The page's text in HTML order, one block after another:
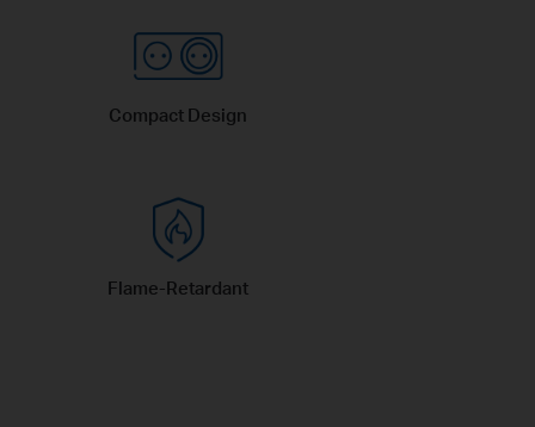
Compact Design
Flame-Retardant